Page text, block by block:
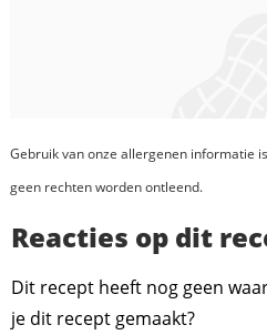
Gebruik van onze allergenen informatie
geen rechten worden ontleend.
Reacties op dit
Dit recept heeft nog geen
je dit recept gemaakt?